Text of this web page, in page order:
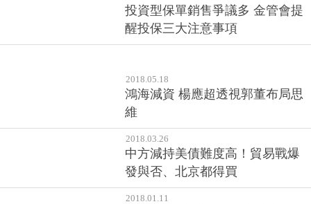
投資型保單銷售爭議多 金管會提
醒投保三大注意事項
2018.05.18
鴻海減資 楊應超透視郭董布局思
維
2018.03.26
中方減持美債難度高！貿易戰爆
發與否、北京都得買
2018.01.11